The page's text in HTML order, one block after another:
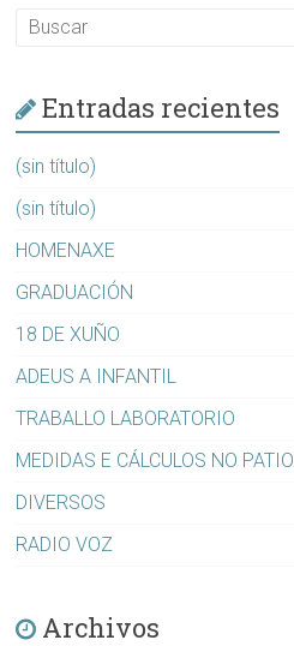
Entradas recientes
(sin título)
(sin título)
HOMENAXE
GRADUACIÓN
18 DE XUÑO
ADEUS A INFANTIL
TRABALLO LABORATORIO
MEDIDAS E CÁLCULOS NO PATIO
DIVERSOS
RADIO VOZ
Archivos